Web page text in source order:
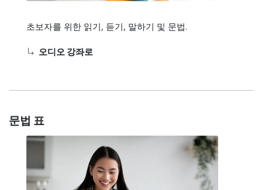
초보자를 위한 읽기, 듣기, 말하기 및 문법.
오디오 강좌로
문법 표